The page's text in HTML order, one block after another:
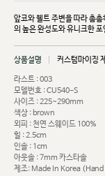
앞코와 웰트 주변을 따라 촘
의 높은완성도와 유니크한
상품설명 커스텀마이징
라스트 : 003
모델번호 : CU540-S
사이즈 : 225~290mm
색상 : brown
외피 : 천연 스웨이드 100%
힐 : 2.5cm
인솔 : 1cm
아웃솔 : 7mm 카스타솔
제조: Made In Korea